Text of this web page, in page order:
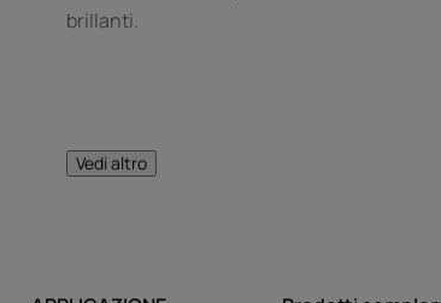
brillanti.
Vedi altro